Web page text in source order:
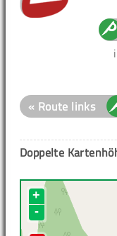
« Route links
Doppelte
+
-